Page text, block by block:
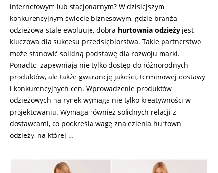
internetowym lub stacjonarnym? W dzisiejszym
konkurencyjnym świecie biznesowym, gdzie branża
odzieżowa stale ewoluuje, dobra hurtownia odzieży jest
kluczowa dla sukcesu przedsiębiorstwa. Takie partnerstwo
może stanowić solidną podstawę dla rozwoju marki.
Ponadto zapewniają nie tylko dostęp do różnorodnych
produktów, ale także gwarancję jakości, terminowej dostawy
i konkurencyjnych cen. Wprowadzenie produktów
odzieżowych na rynek wymaga nie tylko kreatywności w
projektowaniu. Wymaga również solidnych relacji z
dostawcami, co podkreśla wagę znalezienia hurtowni
odzieży, na której …